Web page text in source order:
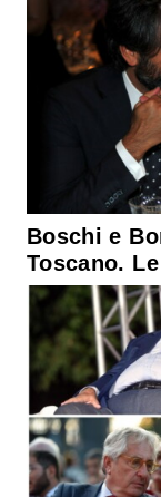
Boschi e
Toscano.